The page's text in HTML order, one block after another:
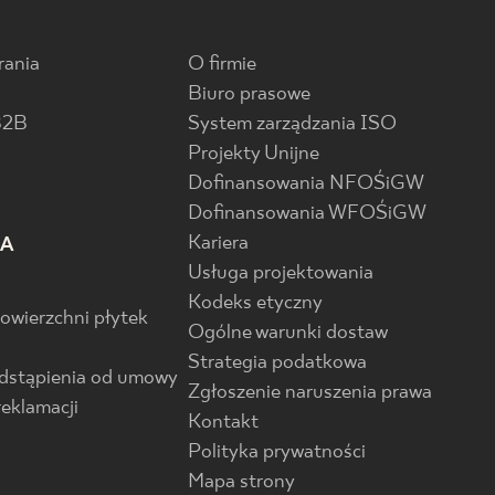
płytek
od umowy
O firmie
Biuro prasowe
System zarządzania ISO
Projekty Unijne
Dofinansowania NFOŚiGW
Dofinansowania WFOŚiGW
Kariera
Usługa projektowania
Kodeks etyczny
Ogólne warunki dostaw
Strategia podatkowa
Zgłoszenie naruszenia prawa
Kontakt
Polityka prywatności
Mapa strony